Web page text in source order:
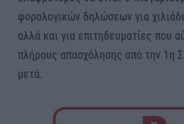
φορολογικών δηλώσεων για
αλλά και για επιτηδευματίες που
πλήρους απασχόλησης από την 1η
μετά.